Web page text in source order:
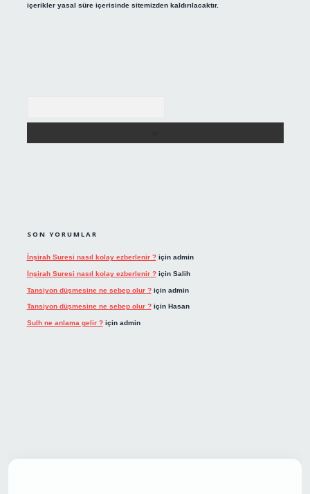
içerikler yasal süre içerisinde sitemizden kaldırılacaktır.
SON YORUMLAR
İnşirah Suresi nasıl kolay ezberlenir ?için admin
İnşirah Suresi nasıl kolay ezberlenir ?için Salih
Tansiyon düşmesine ne sebep olur ?için admin
Tansiyon düşmesine ne sebep olur ?için Hasan
Sulh ne anlama gelir ?için admin